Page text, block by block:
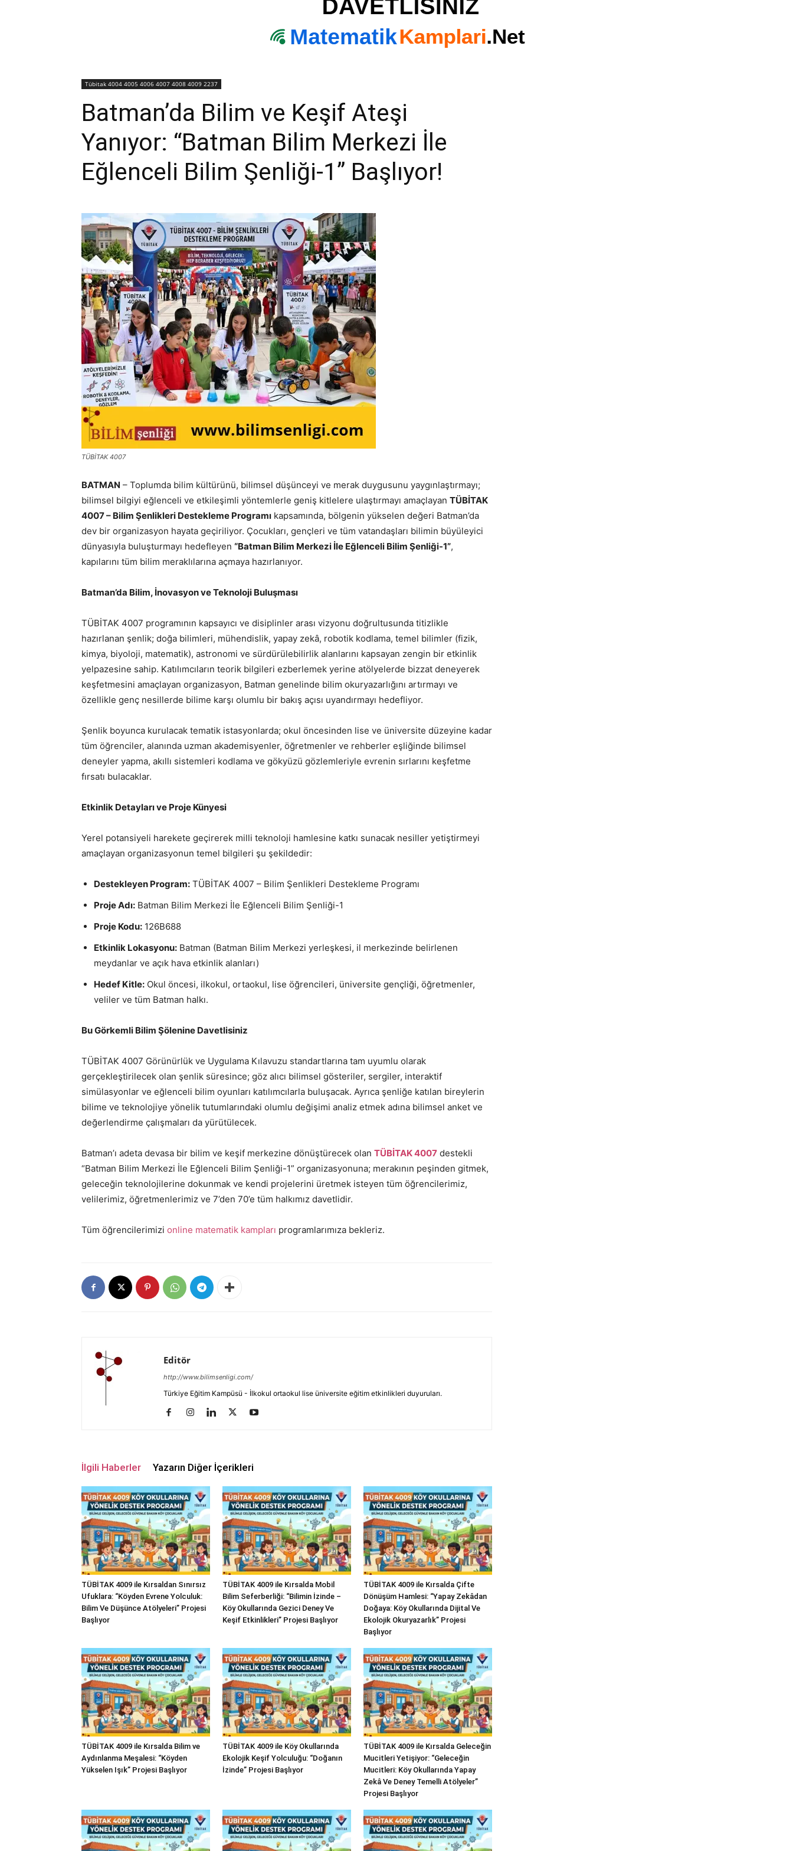
Tübitak 4004 4005 4006 4007 4008 4009 2237
Batman’da Bilim ve Keşif Ateşi
Yanıyor: “Batman Bilim Merkezi İle
Eğlenceli Bilim Şenliği-1” Başlıyor!
TÜBİTAK 4007
BATMAN – Toplumda bilim kültürünü, bilimsel düşünceyi ve merak duygusunu yaygınlaştırmayı;
bilimsel bilgiyi eğlenceli ve etkileşimli yöntemlerle geniş kitlelere ulaştırmayı amaçlayan TÜBİTAK
4007 – Bilim Şenlikleri Destekleme Programı kapsamında, bölgenin yükselen değeri Batman’da
dev bir organizasyon hayata geçiriliyor. Çocukları, gençleri ve tüm vatandaşları bilimin büyüleyici
dünyasıyla buluşturmayı hedefleyen “Batman Bilim Merkezi İle Eğlenceli Bilim Şenliği-1”,
kapılarını tüm bilim meraklılarına açmaya hazırlanıyor.
Batman’da Bilim, İnovasyon ve Teknoloji Buluşması
TÜBİTAK 4007 programının kapsayıcı ve disiplinler arası vizyonu doğrultusunda titizlikle
hazırlanan şenlik; doğa bilimleri, mühendislik, yapay zekâ, robotik kodlama, temel bilimler (fizik,
kimya, biyoloji, matematik), astronomi ve sürdürülebilirlik alanlarını kapsayan zengin bir etkinlik
yelpazesine sahip. Katılımcıların teorik bilgileri ezberlemek yerine atölyelerde bizzat deneyerek
keşfetmesini amaçlayan organizasyon, Batman genelinde bilim okuryazarlığını artırmayı ve
özellikle genç nesillerde bilime karşı olumlu bir bakış açısı uyandırmayı hedefliyor.
Şenlik boyunca kurulacak tematik istasyonlarda; okul öncesinden lise ve üniversite düzeyine kadar
tüm öğrenciler, alanında uzman akademisyenler, öğretmenler ve rehberler eşliğinde bilimsel
deneyler yapma, akıllı sistemleri kodlama ve gökyüzü gözlemleriyle evrenin sırlarını keşfetme
fırsatı bulacaklar.
Etkinlik Detayları ve Proje Künyesi
Yerel potansiyeli harekete geçirerek milli teknoloji hamlesine katkı sunacak nesiller yetiştirmeyi
amaçlayan organizasyonun temel bilgileri şu şekildedir:
Destekleyen Program: TÜBİTAK 4007 – Bilim Şenlikleri Destekleme Programı
Proje Adı: Batman Bilim Merkezi İle Eğlenceli Bilim Şenliği-1
Proje Kodu: 126B688
Etkinlik Lokasyonu: Batman (Batman Bilim Merkezi yerleşkesi, il merkezinde belirlenen
meydanlar ve açık hava etkinlik alanları)
Hedef Kitle: Okul öncesi, ilkokul, ortaokul, lise öğrencileri, üniversite gençliği, öğretmenler,
veliler ve tüm Batman halkı.
Bu Görkemli Bilim Şölenine Davetlisiniz
TÜBİTAK 4007 Görünürlük ve Uygulama Kılavuzu standartlarına tam uyumlu olarak
gerçekleştirilecek olan şenlik süresince; göz alıcı bilimsel gösteriler, sergiler, interaktif
simülasyonlar ve eğlenceli bilim oyunları katılımcılarla buluşacak. Ayrıca şenliğe katılan bireylerin
bilime ve teknolojiye yönelik tutumlarındaki olumlu değişimi analiz etmek adına bilimsel anket ve
değerlendirme çalışmaları da yürütülecek.
Batman’ı adeta devasa bir bilim ve keşif merkezine dönüştürecek olan TÜBİTAK 4007 destekli
“Batman Bilim Merkezi İle Eğlenceli Bilim Şenliği-1” organizasyonuna; merakının peşinden gitmek,
geleceğin teknolojilerine dokunmak ve kendi projelerini üretmek isteyen tüm öğrencilerimiz,
velilerimiz, öğretmenlerimiz ve 7’den 70’e tüm halkımız davetlidir.
Tüm öğrencilerimizi online matematik kampları programlarımıza bekleriz.
Editör
http://www.bilimsenligi.com/
Türkiye Eğitim Kampüsü - İlkokul ortaokul lise üniversite eğitim etkinlikleri duyuruları.
İlgili Haberler Yazarın Diğer İçerikleri
TÜBİTAK 4009 ile Kırsaldan Sınırsız
Ufuklara: “Köyden Evrene Yolculuk:
Bilim Ve Düşünce Atölyeleri” Projesi
Başlıyor
TÜBİTAK 4009 ile Kırsalda Mobil
Bilim Seferberliği: “Bilimin İzinde –
Köy Okullarında Gezici Deney Ve
Keşif Etkinlikleri” Projesi Başlıyor
TÜBİTAK 4009 ile Kırsalda Çifte
Dönüşüm Hamlesi: “Yapay Zekâdan
Doğaya: Köy Okullarında Dijital Ve
Ekolojik Okuryazarlık” Projesi
Başlıyor
TÜBİTAK 4009 ile Kırsalda Bilim ve
Aydınlanma Meşalesi: “Köyden
Yükselen Işık” Projesi Başlıyor
TÜBİTAK 4009 ile Köy Okullarında
Ekolojik Keşif Yolculuğu: “Doğanın
İzinde” Projesi Başlıyor
TÜBİTAK 4009 ile Kırsalda Geleceğin
Mucitleri Yetişiyor: “Geleceğin
Mucitleri: Köy Okullarında Yapay
Zekâ Ve Deney Temelli Atölyeler”
Projesi Başlıyor